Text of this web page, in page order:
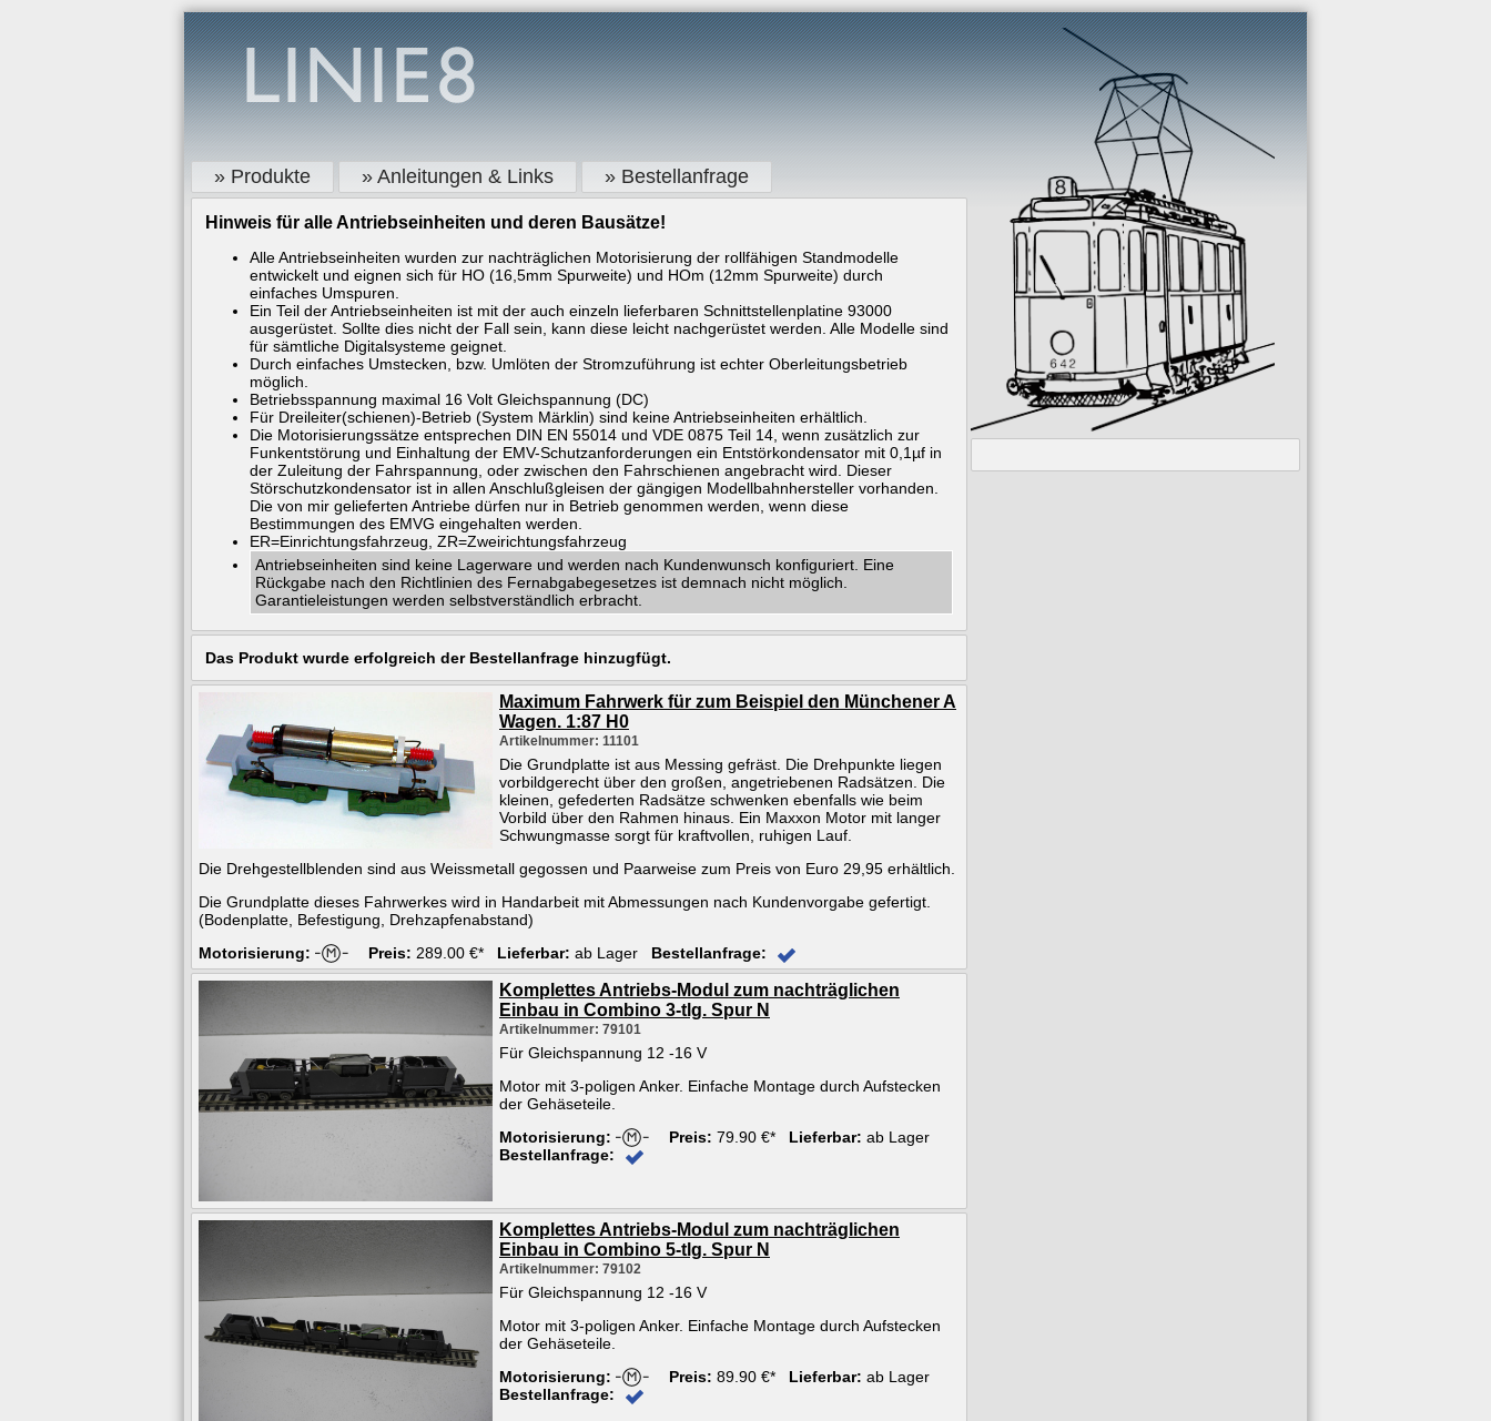
» Produkte » Anleitungen & Links » Bestellanfrage
Hinweis für alle Antriebseinheiten und deren Bausätze!
Alle Antriebseinheiten wurden zur nachträglichen Motorisierung der rollfähigen Standmodelle
entwickelt und eignen sich für HO (16,5mm Spurweite) und HOm (12mm Spurweite) durch
einfaches Umspuren.
Ein Teil der Antriebseinheiten ist mit der auch einzeln lieferbaren Schnittstellenplatine 93000
ausgerüstet. Sollte dies nicht der Fall sein, kann diese leicht nachgerüstet werden. Alle Modelle sind
für sämtliche Digitalsysteme geignet.
Durch einfaches Umstecken, bzw. Umlöten der Stromzuführung ist echter Oberleitungsbetrieb
möglich.
Betriebsspannung maximal 16 Volt Gleichspannung (DC)
Für Dreileiter(schienen)-Betrieb (System Märklin) sind keine Antriebseinheiten erhältlich.
Die Motorisierungssätze entsprechen DIN EN 55014 und VDE 0875 Teil 14, wenn zusätzlich zur
Funkentstörung und Einhaltung der EMV-Schutzanforderungen ein Entstörkondensator mit 0,1µf in
der Zuleitung der Fahrspannung, oder zwischen den Fahrschienen angebracht wird. Dieser
Störschutzkondensator ist in allen Anschlußgleisen der gängigen Modellbahnhersteller vorhanden.
Die von mir gelieferten Antriebe dürfen nur in Betrieb genommen werden, wenn diese
Bestimmungen des EMVG eingehalten werden.
ER=Einrichtungsfahrzeug, ZR=Zweirichtungsfahrzeug
Antriebseinheiten sind keine Lagerware und werden nach Kundenwunsch konfiguriert. Eine
Rückgabe nach den Richtlinien des Fernabgabegesetzes ist demnach nicht möglich.
Garantieleistungen werden selbstverständlich erbracht.
Das Produkt wurde erfolgreich der Bestellanfrage hinzugfügt.
Maximum Fahrwerk für zum Beispiel den Münchener A
Wagen. 1:87 H0
Artikelnummer: 11101
Die Grundplatte ist aus Messing gefräst. Die Drehpunkte liegen
vorbildgerecht über den großen, angetriebenen Radsätzen. Die
kleinen, gefederten Radsätze schwenken ebenfalls wie beim
Vorbild über den Rahmen hinaus. Ein Maxxon Motor mit langer
Schwungmasse sorgt für kraftvollen, ruhigen Lauf.
Die Drehgestellblenden sind aus Weissmetall gegossen und Paarweise zum Preis von Euro 29,95 erhältlich.
Die Grundplatte dieses Fahrwerkes wird in Handarbeit mit Abmessungen nach Kundenvorgabe gefertigt.
(Bodenplatte, Befestigung, Drehzapfenabstand)
Motorisierung:
Preis: 289.00 €* Lieferbar: ab Lager Bestellanfrage:
Komplettes Antriebs-Modul zum nachträglichen
Einbau in Combino 3-tlg. Spur N
Artikelnummer: 79101
Für Gleichspannung 12 -16 V
Motor mit 3-poligen Anker. Einfache Montage durch Aufstecken
der Gehäseteile.
Motorisierung:
Preis: 79.90 €* Lieferbar: ab Lager
Bestellanfrage:
Komplettes Antriebs-Modul zum nachträglichen
Einbau in Combino 5-tlg. Spur N
Artikelnummer: 79102
Für Gleichspannung 12 -16 V
Motor mit 3-poligen Anker. Einfache Montage durch Aufstecken
der Gehäseteile.
Motorisierung:
Preis: 89.90 €* Lieferbar: ab Lager
Bestellanfrage: